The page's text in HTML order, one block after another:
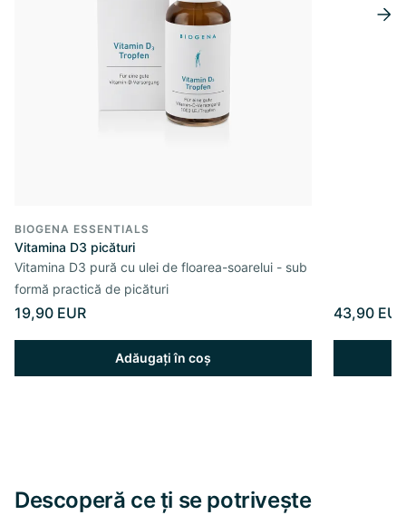
BIOGENA ESSENTIALS
Vitamina D3 picături
Vitamina D3 pură cu ulei de floarea-soarelui - sub
formă practică de picături
19,90 EUR
Adăugați în coș
43,90 EUR
Descoperă ce ți se potrivește